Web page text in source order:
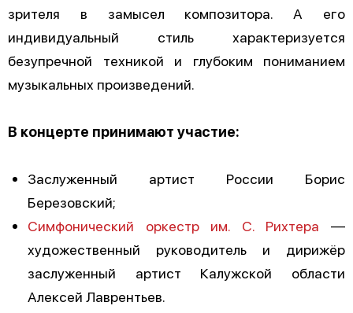
зрителя в замысел композитора. А его
индивидуальный стиль характеризуется
безупречной техникой и глубоким пониманием
музыкальных произведений.
В концерте принимают участие:
Заслуженный артист России Борис
Березовский;
Симфонический оркестр им. С. Рихтера —
художественный руководитель и дирижёр
заслуженный артист Калужской области
Алексей Лаврентьев.